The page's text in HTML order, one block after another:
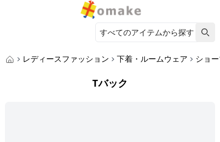
レディースファッション 下着・ルームウェア ショ
Tバック